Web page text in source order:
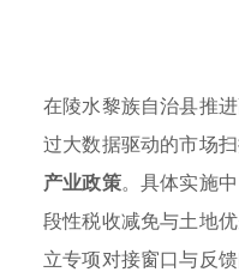
在陵水黎族自治县推
过大数据驱动的市场
产业政策。具体实施
段性税收减免与土地
立专项对接窗口与反